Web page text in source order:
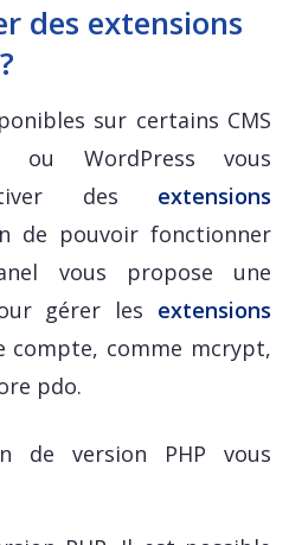
des extensions
sur certains CMS
ou WordPress vous
des extensions
de pouvoir fonctionner
vous propose une
gérer les extensions
compte, comme mcrypt,
pdo.
de version PHP vous